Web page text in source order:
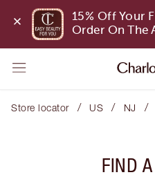
15% Off Your
Order On The
Store locator / US / NJ /
FIND